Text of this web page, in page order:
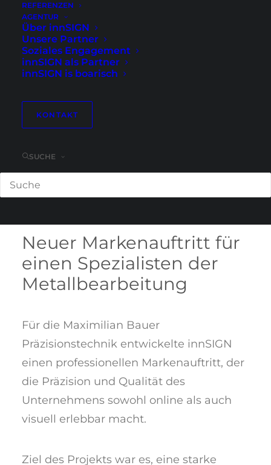
REFERENZEN
AGENTUR
Über innSIGN
Unsere Partner
Soziales Engagement
innSIGN als Partner
innSIGN is boarisch
KONTAKT
SUCHE
Präzisionstechnik
Neuer Markenauftritt für
einen Spezialisten der
Metallbearbeitung
Für die Maximilian Bauer
Präzisionstechnik entwickelte innSIGN
einen professionellen Markenauftritt, der
die Präzision und Qualität des
Unternehmens sowohl online als auch
visuell erlebbar macht.
Ziel des Projekts war es, eine starke